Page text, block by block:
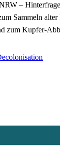
–
Sammeln
zum Kupfer-